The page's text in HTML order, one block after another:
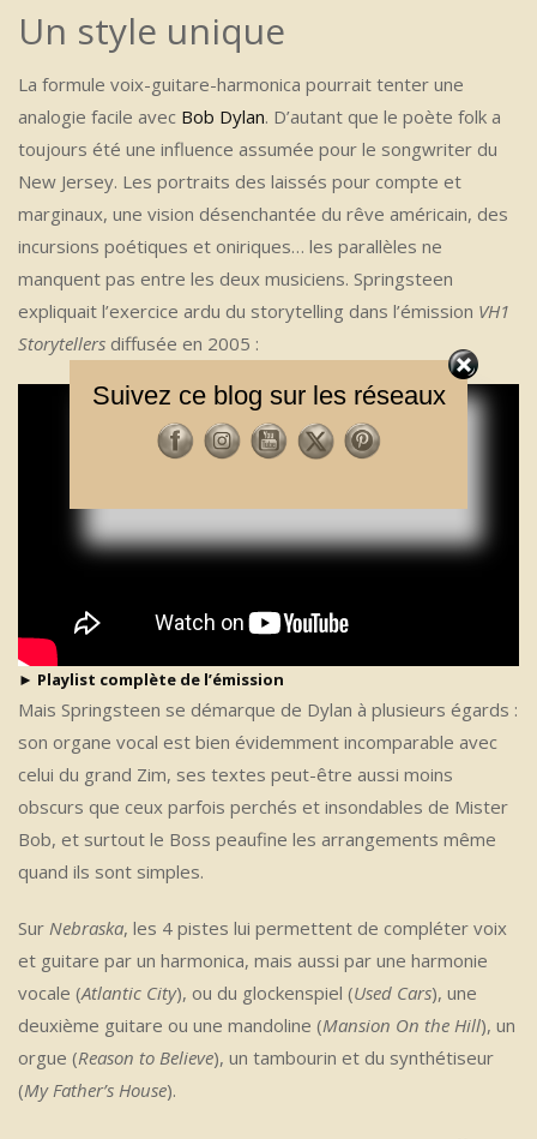
Un style unique
La formule voix-guitare-harmonica pourrait tenter une
analogie facile avec Bob Dylan. D’autant que le poète folk a
toujours été une influence assumée pour le songwriter du
New Jersey. Les portraits des laissés pour compte et
marginaux, une vision désenchantée du rêve américain, des
incursions poétiques et oniriques… les parallèles ne
manquent pas entre les deux musiciens. Springsteen
expliquait l’exercice ardu du storytelling dans l’émission VH1
Storytellers diffusée en 2005 :
► Playlist complète de l’émission
Mais Springsteen se démarque de Dylan à plusieurs égards :
son organe vocal est bien évidemment incomparable avec
celui du grand Zim, ses textes peut-être aussi moins
obscurs que ceux parfois perchés et insondables de Mister
Bob, et surtout le Boss peaufine les arrangements même
quand ils sont simples.
Sur Nebraska, les 4 pistes lui permettent de compléter voix
et guitare par un harmonica, mais aussi par une harmonie
vocale (Atlantic City), ou du glockenspiel (Used Cars), une
deuxième guitare ou une mandoline (Mansion On the Hill), un
orgue (Reason to Believe), un tambourin et du synthétiseur
(My Father’s House).
Suivez ce blog sur les réseaux